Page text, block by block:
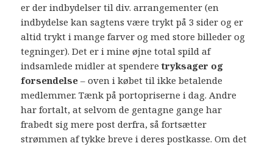
er der indbydelser til div. arrangementer (en
indbydelse kan sagtens være trykt på 3 sider og er
altid trykt i mange farver og med store billeder og
tegninger). Det er i mine øjne total spild af
indsamlede midler at spenderetryksager og
forsendelse – oven i købet til ikke betalende
medlemmer. Tænk på portopriserne i dag. Andre
har fortalt, at selvom de gentagne gange har
frabedt sig mere post derfra, så fortsætter
strømmen af tykke breve i deres postkasse. Om det